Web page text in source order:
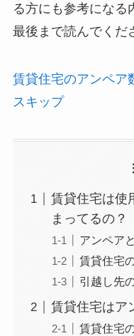
る方にも参考になる
最後まで読んでくだ
賃貸住宅のアンペア
スキップ
賃貸住宅は使
まってるの？
アンペア
賃貸住宅
引越し先
賃貸住宅はア
賃貸住宅